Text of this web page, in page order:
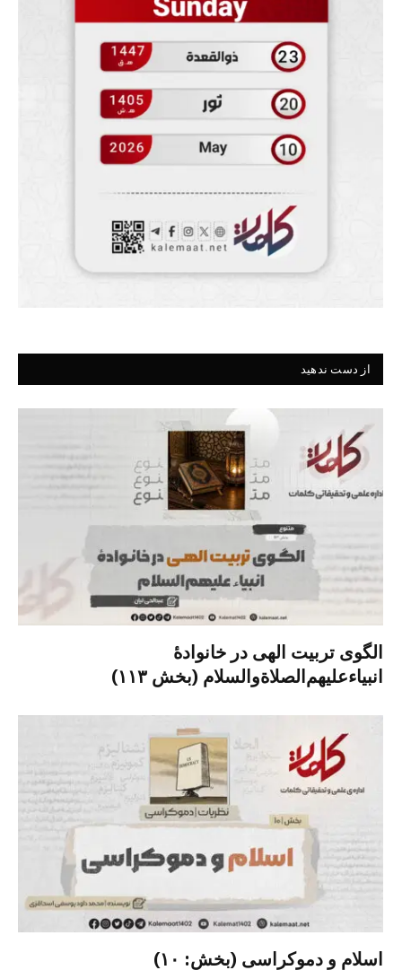
از دست ندهید
الگوی تربیت الهی در خانوادۀ
انبیاءعلیهم‌الصلاةو‌السلام (بخش ۱۱۳)
اسلام و دموکراسی (بخش: ۱۰)